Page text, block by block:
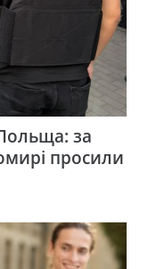
за
просили